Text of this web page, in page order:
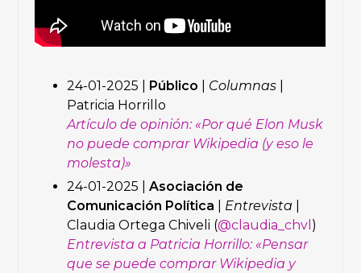
24-01-2025 | Público Columnas
Patricia Horrillo
Artículo de opinión: «Por qué Elon Musk
no puede comprar Wikipedia (y eso le
molesta)»
24-01-2025 |Asociación de
Comunicación Política
Entrevista
Claudia Ortega Chiveli (@claudia_chvl )
Entrevista a Patricia Horrillo: «Pensar
que se puede comprar Wikipedia y